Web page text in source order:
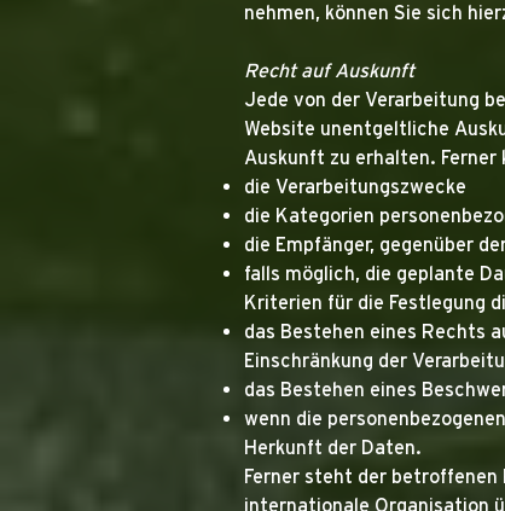
nehmen, können Sie sich
Recht auf Auskunft
Jede von der Verarbeitung
Website unentgeltliche
Auskunft zu erhalten.
die Verarbeitungszwecke
die Kategorien
die Empfänger, gegenüber
falls möglich, die geplante
Kriterien für die Festlegung
das Bestehen eines Rechts
Einschränkung der
das Bestehen eines
wenn die
Herkunft der Daten.
Ferner steht der betroffenen
internationale Organisation